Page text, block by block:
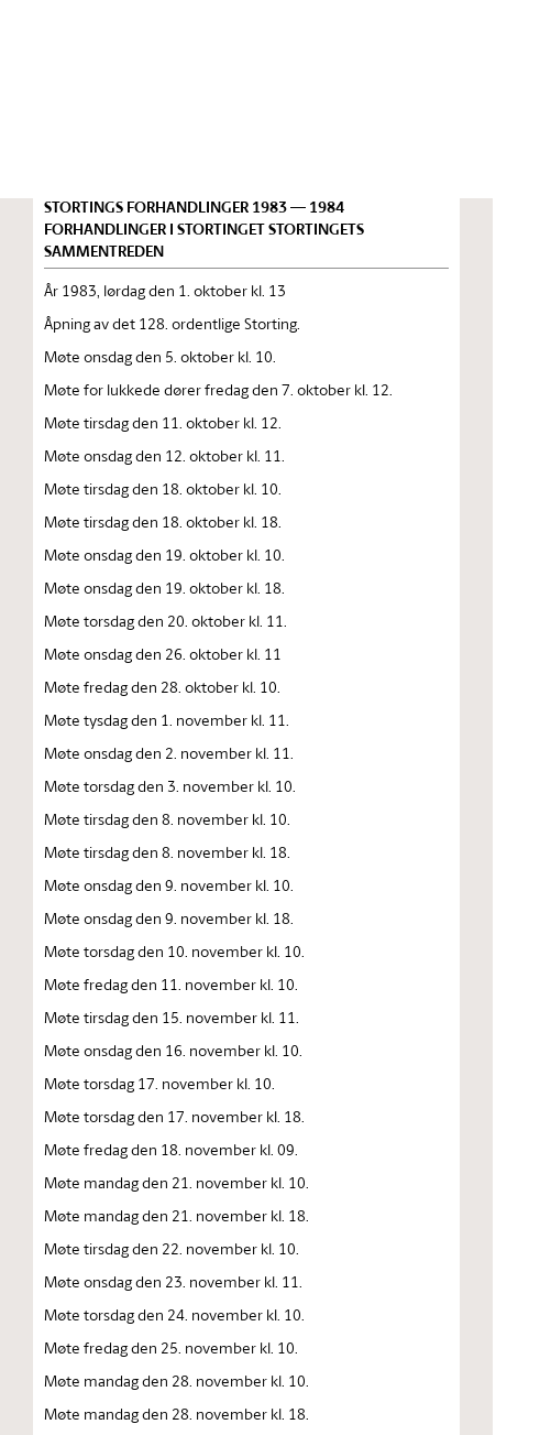
STORTINGS FORHANDLINGER 1983 — 1984
FORHANDLINGER I STORTINGET STORTINGETS
SAMMENTREDEN
År 1983, lørdag den 1. oktober kl. 13
Åpning av det 128. ordentlige Storting.
Møte onsdag den 5. oktober kl. 10.
Møte for lukkede dører fredag den 7. oktober kl. 12.
Møte tirsdag den 11. oktober kl. 12.
Møte onsdag den 12. oktober kl. 11.
Møte tirsdag den 18. oktober kl. 10.
Møte tirsdag den 18. oktober kl. 18.
Møte onsdag den 19. oktober kl. 10.
Møte onsdag den 19. oktober kl. 18.
Møte torsdag den 20. oktober kl. 11.
Møte onsdag den 26. oktober kl. 11
Møte fredag den 28. oktober kl. 10.
Møte tysdag den 1. november kl. 11.
Møte onsdag den 2. november kl. 11.
Møte torsdag den 3. november kl. 10.
Møte tirsdag den 8. november kl. 10.
Møte tirsdag den 8. november kl. 18.
Møte onsdag den 9. november kl. 10.
Møte onsdag den 9. november kl. 18.
Møte torsdag den 10. november kl. 10.
Møte fredag den 11. november kl. 10.
Møte tirsdag den 15. november kl. 11.
Møte onsdag den 16. november kl. 10.
Møte torsdag 17. november kl. 10.
Møte torsdag den 17. november kl. 18.
Møte fredag den 18. november kl. 09.
Møte mandag den 21. november kl. 10.
Møte mandag den 21. november kl. 18.
Møte tirsdag den 22. november kl. 10.
Møte onsdag den 23. november kl. 11.
Møte torsdag den 24. november kl. 10.
Møte fredag den 25. november kl. 10.
Møte mandag den 28. november kl. 10.
Møte mandag den 28. november kl. 18.